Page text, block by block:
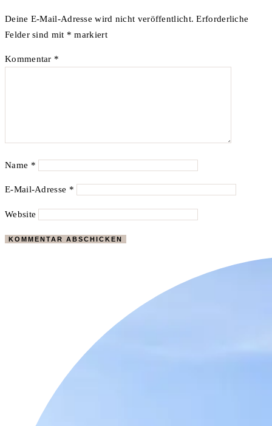
Deine E-Mail-Adresse wird nicht veröffentlicht. Erforderliche
Felder sind mit * markiert
Kommentar *
Name *
E-Mail-Adresse *
Website